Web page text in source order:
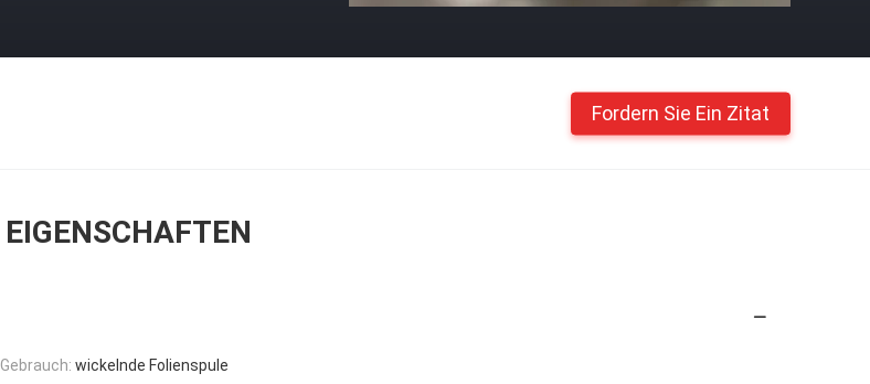
Fordern Sie Ein Zitat
EIGENSCHAFTEN
Gebrauch: wickelnde Folienspule